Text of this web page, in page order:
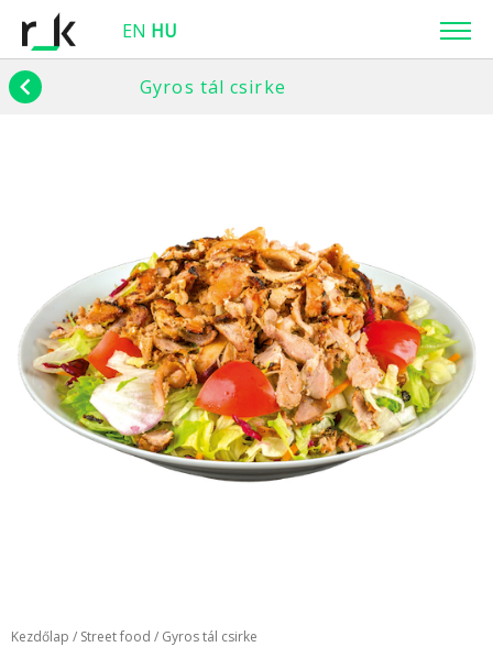
EN HU
Gyros tál csirke
Kezdőlap / Street food / Gyros tál csirke